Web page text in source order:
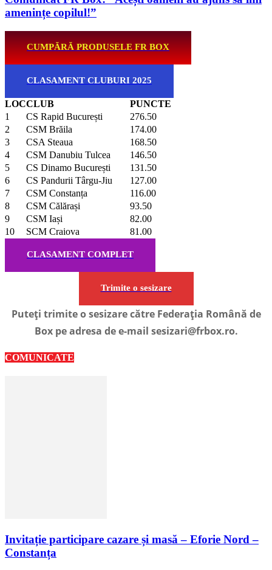
amenințe copilul!”
CUMPĂRĂ PRODUSELE FR BOX
CLASAMENT CLUBURI 2025
LOCCLUB
PUNCTE
1
CS Rapid București
276.50
2
CSM Brăila
174.00
3
CSA Steaua
168.50
4
CSM Danubiu Tulcea
146.50
5
CS Dinamo București
131.50
6
CS Pandurii Târgu-Jiu
127.00
7
CSM Constanța
116.00
8
CSM Călărași
93.50
9
CSM Iași
82.00
10
SCM Craiova 81.00
CLASAMENT COMPLET
Trimite o sesizare
Puteți trimite o sesizare către Federația Română de
Box pe adresa de e-mail sesizari@frbox.ro.
COMUNICATE
Invitație participare cazare și masă – Eforie Nord –
Constanța